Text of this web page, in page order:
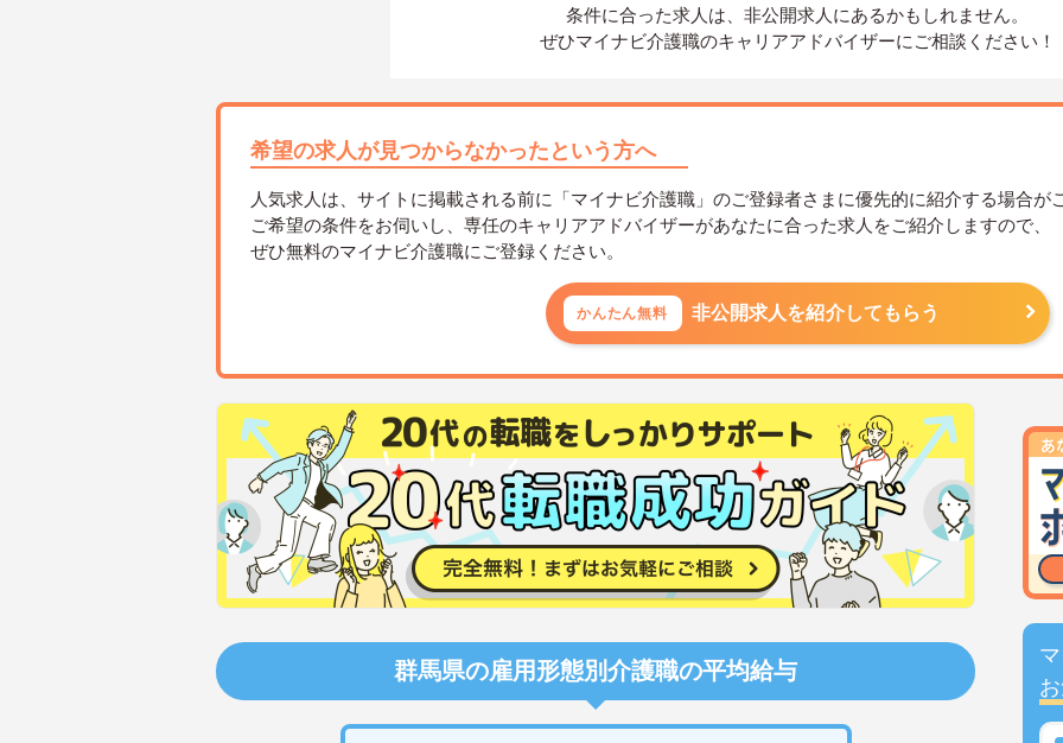
条件に合った求人は、 非公開求人にあるかもしれません。
ぜひマイナビ介護職のキャリアアドバイザーにご相談ください！
希望の求人が見つからなかったという方へ
人気求人は、サイトに掲載される前に「マイナビ介護職」のご登録者さまに優先的に紹介する場合が
ご希望の条件をお伺いし、専任のキャリアアドバイザーがあなたに合った求人をご紹介しますので、
ぜひ無料のマイナビ介護職にご登録ください。
かんたん無料 非公開求人を紹介してもらう
群馬県の雇用形態別介護職の平均給与